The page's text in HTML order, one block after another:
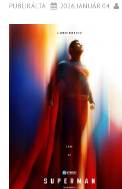
PUBLIKÁLTA 2026. JANUÁR 04.